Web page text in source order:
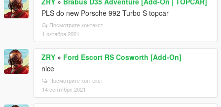
PLS do new Porsche 992 Turbo S topcar
Посмотрите контекст
1 октября 2021
ZRY » Ford Escort RS Cosworth [Add-On]
nice
Посмотрите контекст
14 сентября 2021